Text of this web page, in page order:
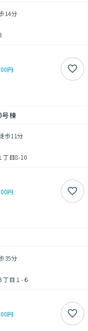
14分
円
号棟
歩11分
丁目8-10
円
35分
丁目１-６
円